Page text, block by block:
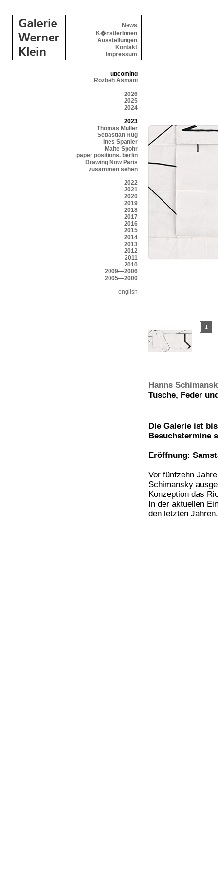
News
K�nstlerInnen
Ausstellungen
Kontakt
Impressum
upcoming
Rozbeh Asmani
2026
2025
2024
2023
Thomas Müller
Sebastian Rug
Ines Spanier
Malte Spohr
paper positions. berlin
Drawing Now Paris
zusammen sehen
2022
2021
2020
2019
2018
2017
2016
2015
2014
2013
2012
2011
2010
2009—2006
2005—2000
english
Hanns
Tusche, Feder
Die Galerie ist
Besuchstermine
Eröffnung:
Vor fünfzehn
Schimansky
Konzeption das
In der aktuellen
den letzten Jahren.